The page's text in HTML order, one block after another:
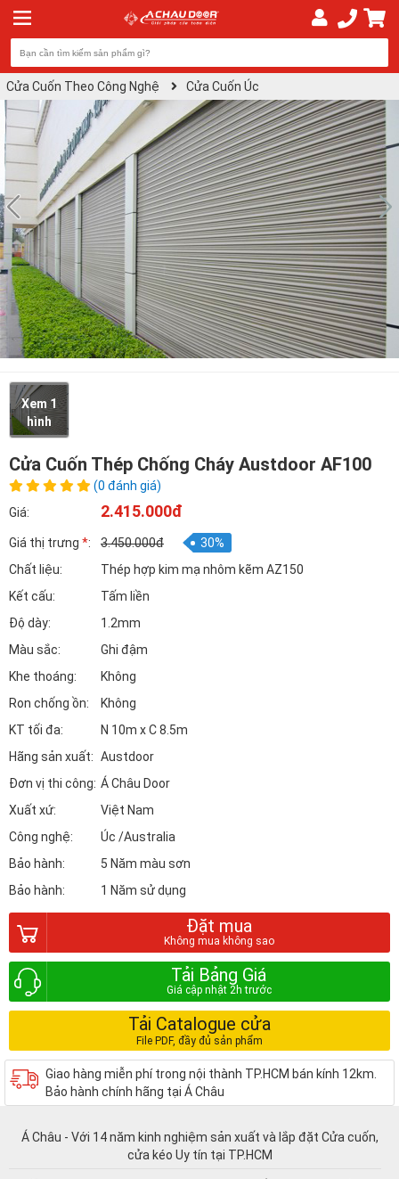
Cửa Cuốn Theo Công Nghệ Cửa Cuốn Úc
Xem 1
hình
Cửa Cuốn Thép Chống Cháy Austdoor AF100
(0 đánh giá)
Giá:
2.415.000đ
Giá thị trưng *: 3.450.000đ
30%
Chất liệu:
Thép hợp kim mạ nhôm kẽm AZ150
Kết cấu:
Tấm liền
Độ dày:
1.2mm
Màu sắc:
Ghi đậm
Khe thoáng:
Không
Ron chống ồn:
Không
KT tối đa:
N 10m x C 8.5m
Hãng sản xuất: Austdoor
Đơn vị thi công: Á Châu Door
Xuất xứ:
Việt Nam
Công nghệ:
Úc /Australia
Bảo hành:
5 Năm màu sơn
Bảo hành:
1 Năm sử dụng
Đặt mua
Tải Bảng Giá
Tải Catalogue cửa
Giao hàng miễn phí trong nội thành TP.HCM bán kính 12km.
Bảo hành chính hãng tại Á Châu
Á Châu - Với 14 năm kinh nghiệm sản xuất và lắp đặt Cửa cuốn,
cửa kéo Uy tín tại TP.HCM